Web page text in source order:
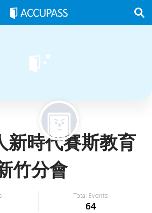
新時代賽斯教育
竹分會
Total Events
64